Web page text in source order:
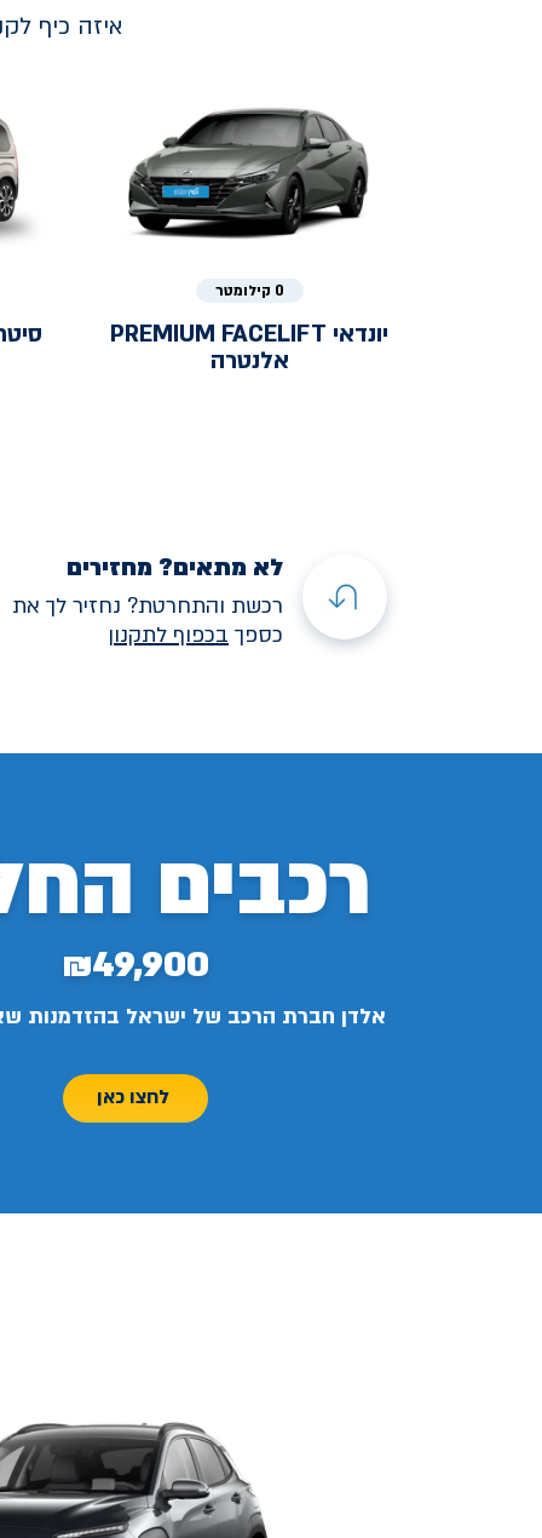
איזה כיף
0 קילומטר
יונדאי PREMIUM FACELIFT
אלנטרה
לא מתאים? מחזירים
רכשת והתחרטת? נחזיר לך את
כספך בכפוף לתקנון
רכבים
₪49,900
אלדן חברת הרכב של ישראל בהזדמנות
לחצו כאן